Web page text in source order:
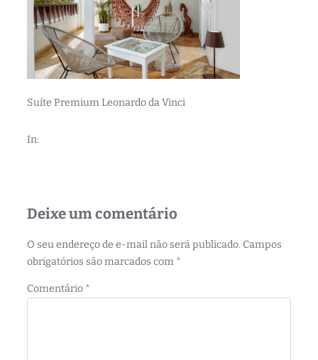
Suíte Premium Leonardo da Vinci
In:
Deixe um comentário
O seu endereço de e-mail não será publicado. Campos
obrigatórios são marcados com *
Comentário *